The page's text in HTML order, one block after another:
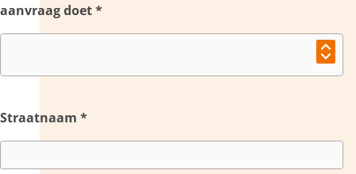
aanvraag doet*
Straatnaam *